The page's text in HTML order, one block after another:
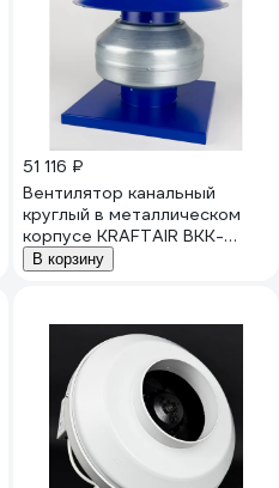
51 116 ₽
Вентилятор канальный
круглый в металлическом
корпусе KRAFTAIR ВКК-
К-160
В корзину